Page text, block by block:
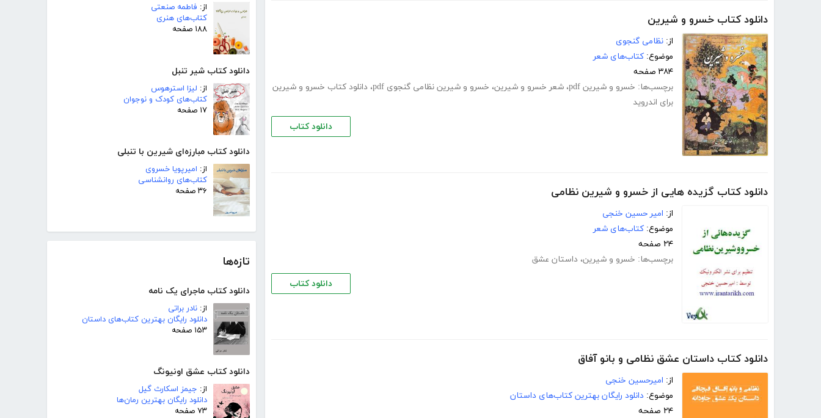
از: فاطمه صنعتی
کتاب‌های هنری
۱۸۸ صفحه
دانلود کتاب شیر تنبل
از: لیزا استرهوس
کتاب‌های کودک و نوجوان
۱۷ صفحه
دانلود کتاب مبارزه‌ای شیرین با تنبلی
از: امیرپویا خسروی
کتاب‌های روانشناسی
۳۶ صفحه
تازه‌ها
دانلود کتاب ماجرای یک نامه
از: نادر براتی
دانلود رایگان بهترین کتاب‌های داستان
۱۵۳ صفحه
دانلود کتاب عشق اونیونگ
از: جیمز اسکارث گیل
دانلود رایگان بهترین رمان‌ها
۷۳ صفحه
دانلود کتاب خسرو و شیرین
از: نظامی گنجوی
موضوع: کتاب‌های شعر
۳۸۴ صفحه
برچسب‌ها: خسرو و شیرین pdf ، شعر خسرو و شیرین، خسرو و شیرین نظامی گنجوی pdf ، دانلود کتاب خسرو و شیرین
برای اندروید
دانلود کتاب
دانلود کتاب گزیده هایی از خسرو و شیرین نظامی
از: امیر حسین خنجی
موضوع: کتاب‌های شعر
۲۴ صفحه
برچسب‌ها: خسرو و شیرین، داستان عشق
دانلود کتاب
دانلود کتاب داستان عشق نظامی و بانو آفاق
از: امیرحسین خنجی
موضوع: دانلود رایگان بهترین کتاب‌های داستان
۲۴ صفحه